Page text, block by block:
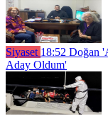
Siyaset 18:52 Doğan
Aday Oldum'